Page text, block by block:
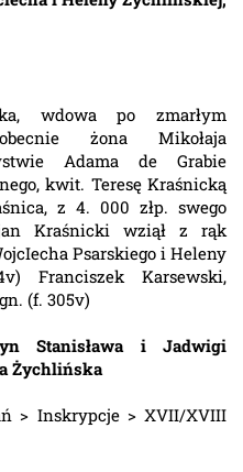
wdowa po zmarłym
żona Mikołaja
Adama de Grabie
kwit. Teresę Kraśnicką
z 4. 000 złp. swego
Kraśnicki wziął z rąk
Psarskiego i Heleny
Franciszek Karsewski,
(f. 305v)
Stanisława i Jadwigi
Żychlińska
> Inskrypcje > XVII/XVIII